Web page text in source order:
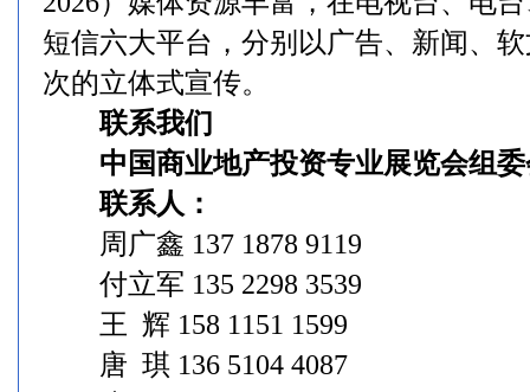
短信六大平台，分别以广告、新闻、
次的立体式宣传。
联系我们
中国商业地产投资专业展览会组委
联系人：
周广鑫 137 1878 9119
付立军 135 2298 3539
王 辉 158 1151 1599
唐 琪 136 5104 4087